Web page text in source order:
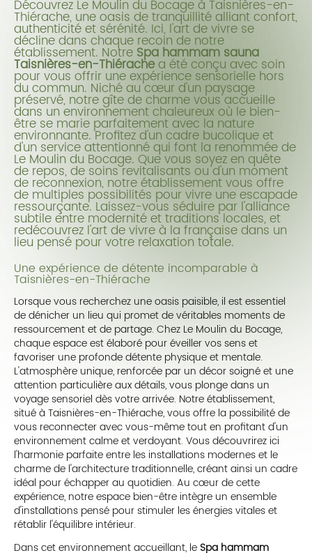
Découvrez Le Moulin du Bocage à Taisnières-en-
Thiérache, une oasis de tranquillité alliant confort,
authenticité et sérénité. Ici, l'art de vivre se
décline dans chaque recoin de notre
établissement. Notre Spa hammam sauna
Taisnières-en-Thiérachea été conçu avec soin
pour vous offrir une expérience sensorielle hors
du commun. Niché au cœur d'un paysage
préservé, notre gîte de charme vous accueille
dans un environnement chaleureux où le bien-
être se marie parfaitement avec la nature
environnante. Profitez d'un cadre bucolique et
d'un service attentionné qui font la renommée de
Le Moulin du Bocage. Que vous soyez en quête
de repos, de soins revitalisants ou d'un moment
de reconnexion, notre établissement vous offre
de multiples possibilités pour vivre une escapade
ressourçante. Laissez-vous séduire par l'alliance
subtile entre modernité et traditions locales, et
redécouvrez l'art de vivre à la française dans un
lieu pensé pour votre relaxation totale.
Une expérience de détente incomparable à
Taisnières-en-Thiérache
Lorsque vous recherchez une oasis paisible, il est essentiel
de dénicher un lieu qui promet de véritables moments de
ressourcement et de partage. Chez Le Moulin du Bocage,
chaque espace est élaboré pour éveiller vos sens et
favoriser une profonde détente physique et mentale.
L'atmosphère unique, renforcée par un décor soigné et une
attention particulière aux détails, vous plonge dans un
voyage sensoriel dès votre arrivée. Notre établissement,
situé à Taisnières-en-Thiérache, vous offre la possibilité de
vous reconnecter avec vous-même tout en profitant d'un
environnement calme et verdoyant. Vous découvrirez ici
l'harmonie parfaite entre les installations modernes et le
charme de l'architecture traditionnelle, créant ainsi un cadre
idéal pour échapper au quotidien. Au cœur de cette
expérience, notre espace bien-être intègre un ensemble
d'installations pensé pour stimuler les énergies vitales et
rétablir l'équilibre intérieur.
Dans cet environnement accueillant, leSpa hammam